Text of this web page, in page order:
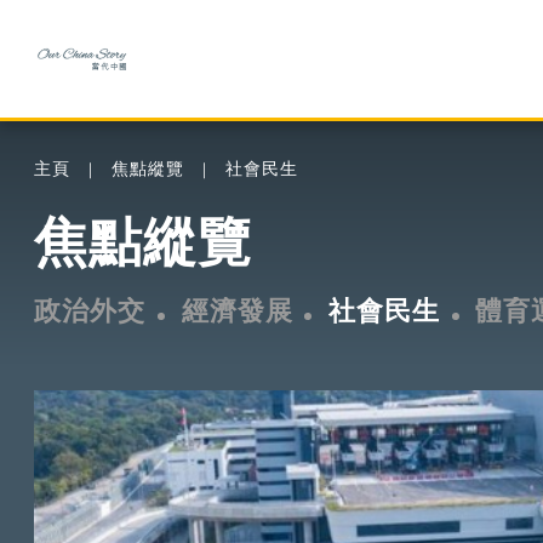
主頁 焦點縱覽 社會民生
焦點縱覽
政治外交 經濟發展 社會民生 體育